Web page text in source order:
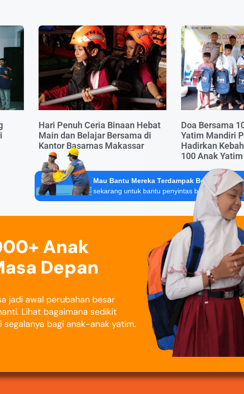
Hari Penuh Ceria Binaan Hebat
Main dan Belajar Bersama di
Kantor Basarnas Makassar
Doa Bersama
Yatim Mandiri
Hadirkan
100 Anak Yatim
Mau Bantu Mereka Terdampak Bencana?
sekarang untuk bantu penyintas banjir
Anak
Depan
jadi awal perubahan besar
Lihat bagaimana sedikit
bagi anak-anak yatim.